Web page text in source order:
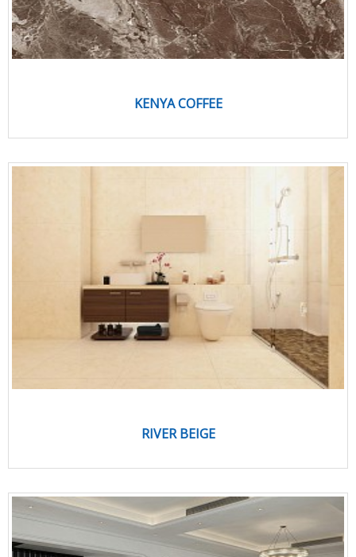
KENYA COFFEE
RIVER BEIGE